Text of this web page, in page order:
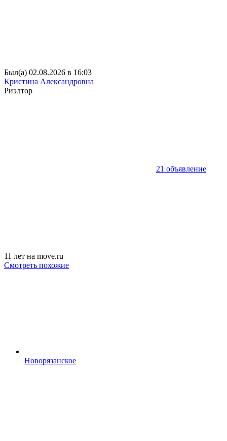
Был(а) 02.08.2026 в 16:03
Кристина Александровна
Риэлтор
21 объявление
11 лет на move.ru
Смотреть похожие
Новорязанское